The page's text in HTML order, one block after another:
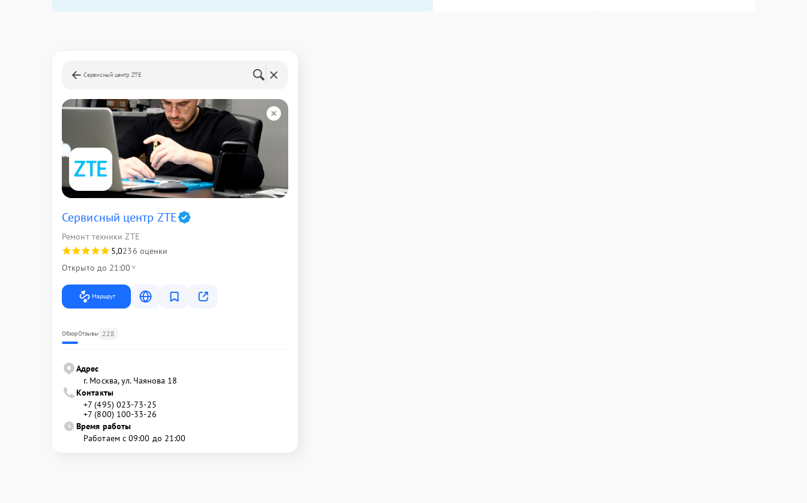
Сервисный центр ZTE
Сервисный центр ZTE
Ремонт техники ZTE
5,0236 оценки
Открыто до 21:00
Маршрут
ОбзорОтзывы 228
Адрес
г. Москва, ул. Чаянова 18
Контакты
+7 (495) 023-73-25
+7 (800) 100-33-26
Время работы
Работаем с 09:00 до 21:00